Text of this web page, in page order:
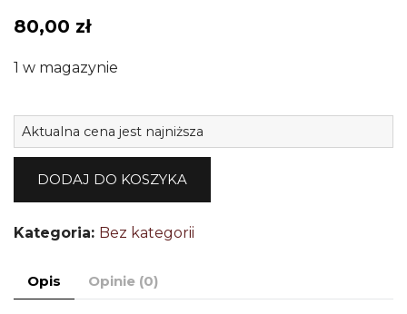
80,00 zł
1 w magazynie
Aktualna cena jest najniższa
DODAJ DO KOSZYKA
Kategoria: Bez kategorii
Opis Opinie (0)